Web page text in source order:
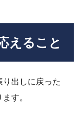
えること
出しに戻った
す。